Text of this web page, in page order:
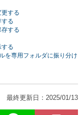
する
る
する
る
を専用フォルダに振り分け
最終更新日：2025/01/13